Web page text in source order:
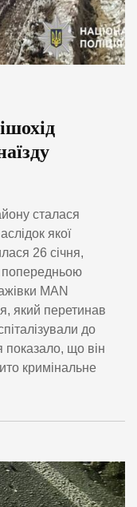
сталася
якої
26 січня,
попередньою
MAN
який перетинав
до
показало, що він
кримінальне